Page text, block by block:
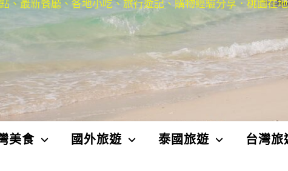
、最新餐廳、各地小吃、旅行遊記、購物經驗分享．桃園在
美食 國外旅遊 泰國旅遊 台灣旅